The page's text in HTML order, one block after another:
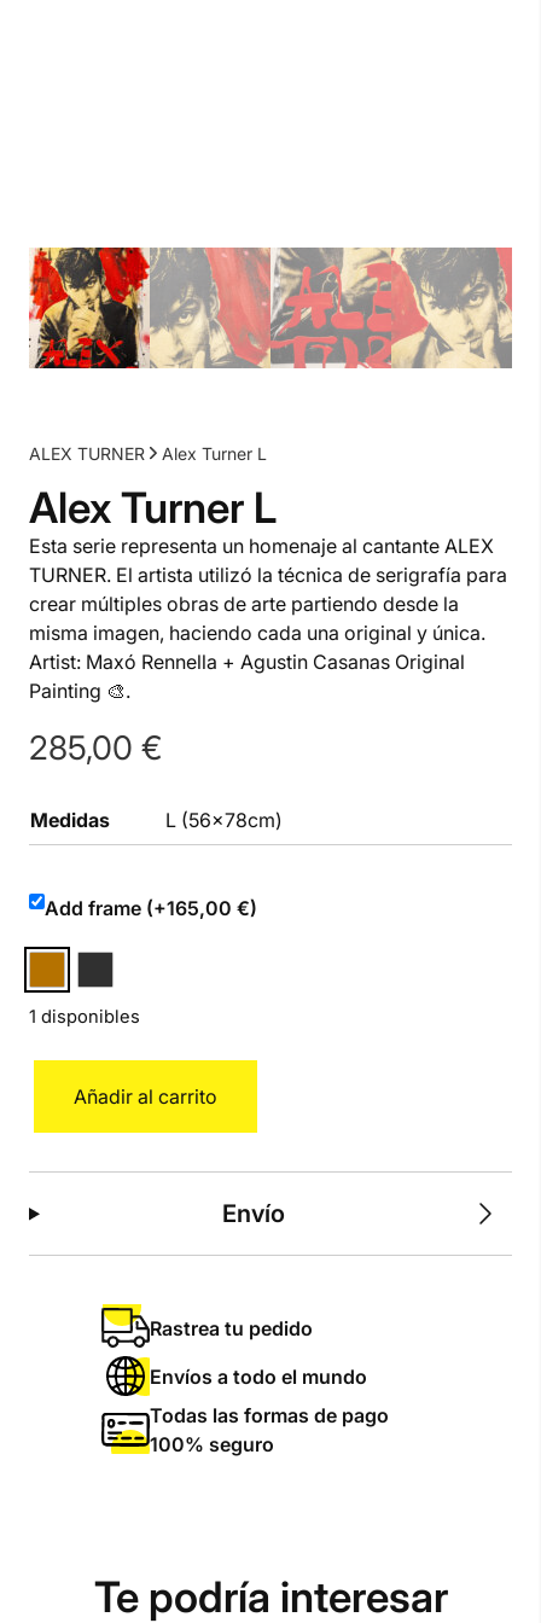
ALEX TURNER Alex Turner L
Alex Turner L
Esta serie representa un homenaje al cantante ALEX
TURNER. El artista utilizó la técnica de serigrafía para
crear múltiples obras de arte partiendo desde la
misma imagen, haciendo cada una original y única.
Artist: Maxó Rennella + Agustin Casanas Original
Painting 🎨.
285,00 €
Medidas L (56x78cm)
Add frame (+165,00 €)
1 disponibles
Turner
L
Añadir al carrito
Envío
Rastrea tu pedido
Envíos a todo el mundo
Todas las formas de pago
100% seguro
Te podría interesar